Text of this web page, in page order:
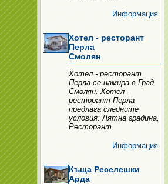
Информация
Хотел - ресторант
Перла
Смолян
Хотел - ресторант
Перла се намира в Град
Смолян. Хотел -
ресторант Перла
предлага следните
условия: Лятна градина,
Ресторант.
Информация
Къща Реселешки
Арда